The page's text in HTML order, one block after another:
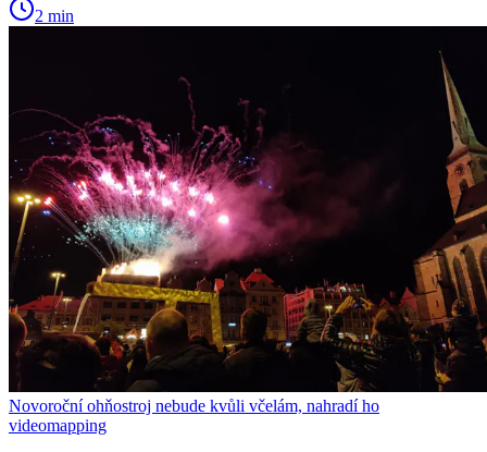
2 min
Novoroční ohňostroj nebude kvůli včelám, nahradí ho
videomapping